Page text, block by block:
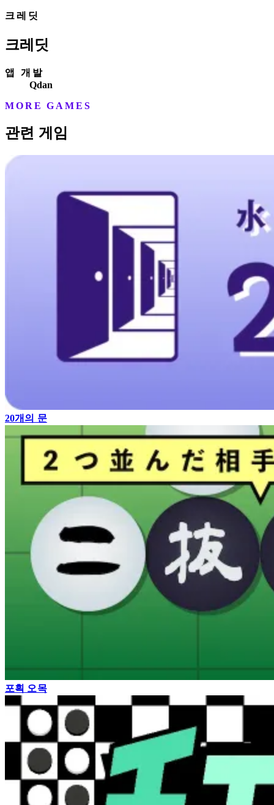
크레딧
크레딧
앱 개발
Qdan
MORE GAMES
관련 게임
20개의 문
포획 오목